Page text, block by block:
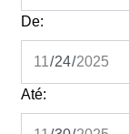
De:
Até: